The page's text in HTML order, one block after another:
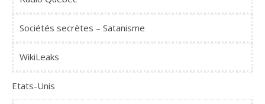
Sociétés secrètes – Satanisme
WikiLeaks
Etats-Unis